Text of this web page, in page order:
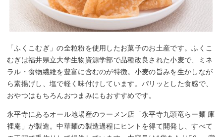
「ふくこむぎ」の全粒粉を使用したお菓子のお土産です。ふくこ
むぎは福井県立大学生物資源学部で品種改良された小麦で、ミネ
ラル・食物繊維を豊富に含むのが特徴。小麦の旨みを生かしなが
ら素揚げし、塩で軽く味付けしています。パリッとした食感で、
おやつはもちろんおつまみにもおすすめです。
永平寺にあるオール地場産のラーメン店「永平寺九頭竜らー麺 庫
裡庵」が製造。中華麺の製造過程にヒントを得て開発し、すべて